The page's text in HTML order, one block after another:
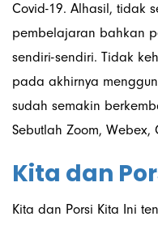
Covid-19. Alhasil, tidak
pembelajaran bahkan
sendiri-sendiri. Tidak
pada akhirnya
sudah semakin
Sebutlah Zoom,
Kita dan
Kita dan Porsi Kita Ini